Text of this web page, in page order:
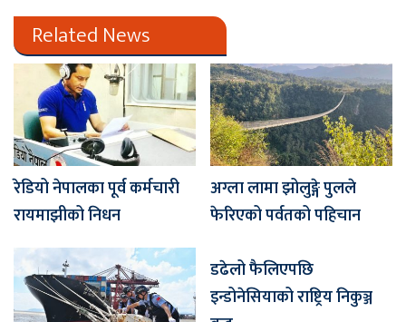
Related News
रेडियो नेपालका पूर्व कर्मचारी
रायमाझीको निधन
अग्ला लामा झोलुङ्गे पुलले
फेरिएको पर्वतको पहिचान
डढेलो फैलिएपछि
इन्डोनेसियाको राष्ट्रिय निकुञ्ज